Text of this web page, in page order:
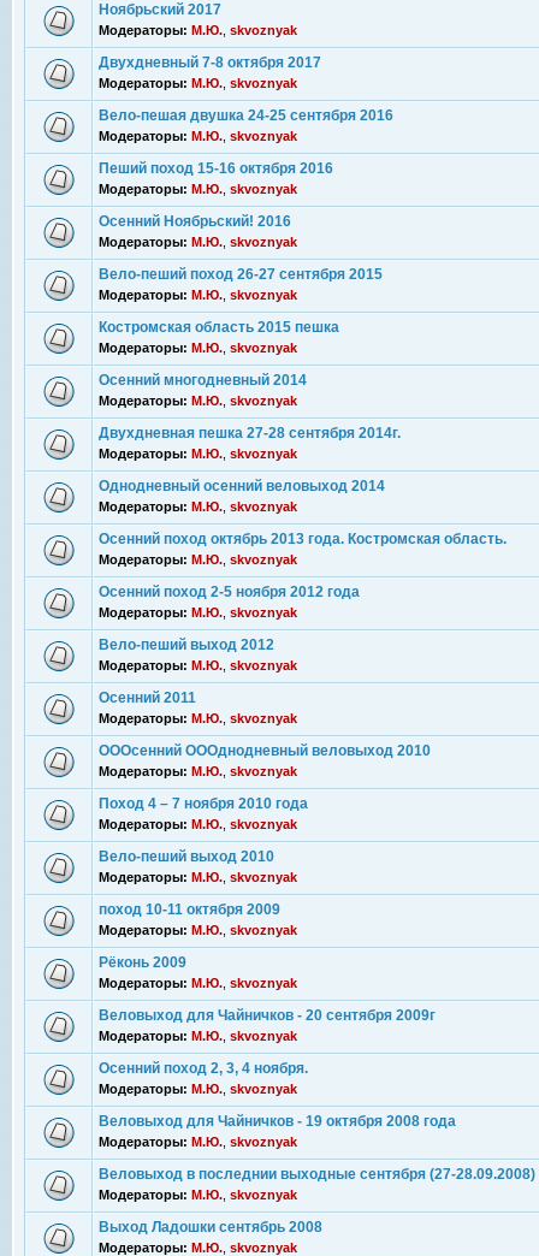
Ноябрьский 2017
Модераторы: М.Ю. skvoznyak
Двухдневный 7-8 октября 2017
Модераторы: М.Ю. skvoznyak
Вело-пешая двушка 24-25 сентября 2016
Модераторы: М.Ю. skvoznyak
Пеший поход 15-16 октября 2016
Модераторы: М.Ю. skvoznyak
Осенний Ноябрьский! 2016
Модераторы: М.Ю. skvoznyak
Вело-пеший поход 26-27 сентября 2015
Модераторы: М.Ю. skvoznyak
Костромская область 2015 пешка
Модераторы: М.Ю. skvoznyak
Осенний многодневный 2014
Модераторы: М.Ю. skvoznyak
Двухдневная пешка 27-28 сентября 2014г.
Модераторы: М.Ю. skvoznyak
Однодневный осенний веловыход 2014
Модераторы: М.Ю. skvoznyak
Осенний поход октябрь 2013 года. Костромская область.
Модераторы: М.Ю. skvoznyak
Осенний поход 2-5 ноября 2012 года
Модераторы: М.Ю. skvoznyak
Вело-пеший выход 2012
Модераторы: М.Ю. skvoznyak
Осенний 2011
Модераторы: М.Ю. skvoznyak
ОООсенний ОООднодневный веловыход 2010
Модераторы: М.Ю. skvoznyak
Поход 4 – 7 ноября 2010 года
Модераторы: М.Ю. skvoznyak
Вело-пеший выход 2010
Модераторы: М.Ю. skvoznyak
поход 10-11 октября 2009
Модераторы: М.Ю. skvoznyak
Рёконь 2009
Модераторы: М.Ю. skvoznyak
Веловыход для Чайничков - 20 сентября 2009г
Модераторы: М.Ю. skvoznyak
Осенний поход 2, 3, 4 ноября.
Модераторы: М.Ю. skvoznyak
Веловыход для Чайничков - 19 октября 2008 года
Модераторы: М.Ю. skvoznyak
Веловыход в последнии выходные сентября (27-28.09.2008)
Модераторы: М.Ю. skvoznyak
Выход Ладошки сентябрь 2008
Модераторы: М.Ю. skvoznyak